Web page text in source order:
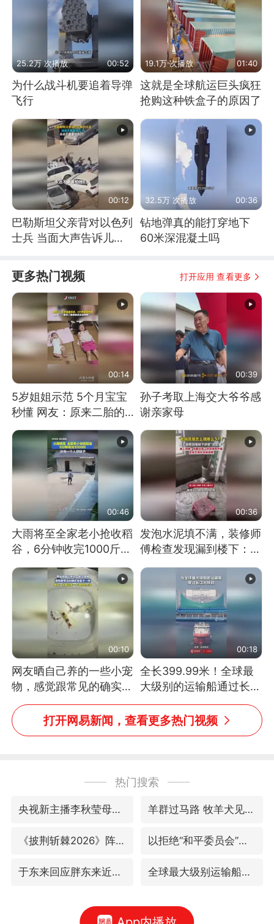
25.2万 次播放 00:52
为什么战斗机要追着导弹
飞行
19.1万 次播放 01:40
这就是全球航运巨头疯狂
抢购这种铁盒子的原因了
00:12
巴勒斯坦父亲背对以色列
士兵 当面大声告诉儿
32.5万 次播放 00:36
钻地弹真的能打穿地下
60米深混凝土吗
更多热门视频 打开应用 查看更多
00:14
5岁姐姐示范 5个月宝宝
秒懂 网友：原来二胎的
快乐长这样
00:39
孙子考取上海交大爷爷感
谢亲家母
00:46
大雨将至全家老小抢收稻
谷，6分钟收完1000斤，
没有一个人掉链子
00:36
发泡水泥填不满，装修师
傅检查发现漏到楼下：出
风口未延伸到外墙
00:10
网友晒自己养的一些小宠
物，感觉跟常见的确实有
些不一样
00:18
全长399.99米！全球最
大级别的运输船通过长江
大桥这一幕，太震撼了！
打开网易新闻，查看更多热门视频
热门搜索
央视新主播李秋莹母校发文祝贺 羊群过马路 牧羊犬见有车飞奔而来
《披荆斩棘2026》阵容官宣 以拒绝“和平委员会”的加沙和平计划
于东来回应胖东来近25年老店年底关闭 全球最大级别运输船通过长江大桥